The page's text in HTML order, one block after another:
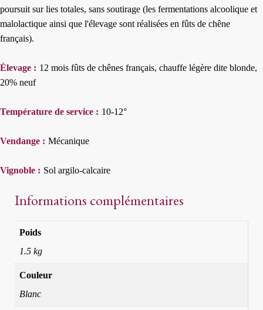
poursuit sur lies totales, sans soutirage (les fermentations alcoolique et
malolactique ainsi que l'élevage sont réalisées en fûts de chêne
français).
Élevage : 12 mois fûts de chênes français, chauffe légère dite blonde,
20% neuf
Température de service : 10-12°
Vendange : Mécanique
Vignoble : Sol argilo-calcaire
Informations complémentaires
Poids
1.5 kg
Couleur
Blanc